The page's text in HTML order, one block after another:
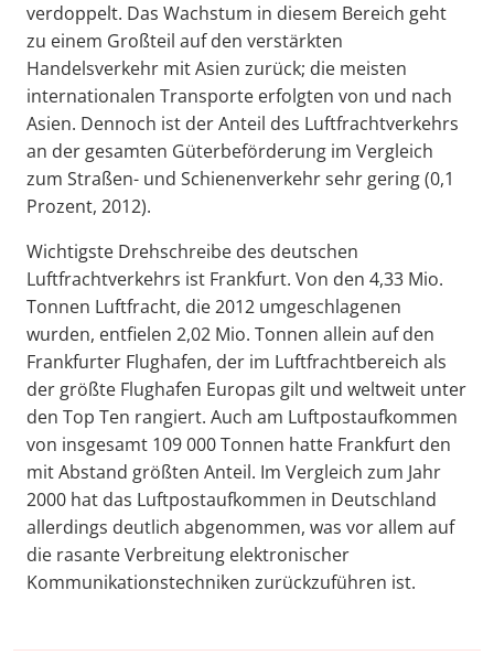
verdoppelt. Das Wachstum in diesem Bereich geht
zu einem Großteil auf den verstärkten
Handelsverkehr mit Asien zurück; die meisten
internationalen Transporte erfolgten von und nach
Asien. Dennoch ist der Anteil des Luftfrachtverkehrs
an der gesamten Güterbeförderung im Vergleich
zum Straßen- und Schienenverkehr sehr gering (0,1
Prozent, 2012).
Wichtigste Drehschreibe des deutschen
Luftfrachtverkehrs ist Frankfurt. Von den 4,33 Mio.
Tonnen Luftfracht, die 2012 umgeschlagenen
wurden, entfielen 2,02 Mio. Tonnen allein auf den
Frankfurter Flughafen, der im Luftfrachtbereich als
der größte Flughafen Europas gilt und weltweit unter
den Top Ten rangiert. Auch am Luftpostaufkommen
von insgesamt 109 000 Tonnen hatte Frankfurt den
mit Abstand größten Anteil. Im Vergleich zum Jahr
2000 hat das Luftpostaufkommen in Deutschland
allerdings deutlich abgenommen, was vor allem auf
die rasante Verbreitung elektronischer
Kommunikationstechniken zurückzuführen ist.